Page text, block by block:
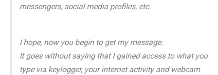
messengers, social media profiles, etc.
I hope, now you begin to get my message.
It goes without saying that I gained access to what you
type via keylogger, your internet activity and webcam